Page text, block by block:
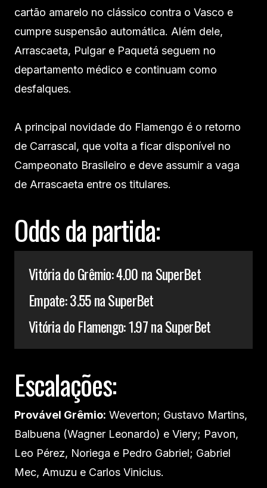
cartão amarelo no clássico contra o Vasco e
cumpre suspensão automática. Além dele,
Arrascaeta, Pulgar e Paquetá seguem no
departamento médico e continuam como
desfalques.
A principal novidade do Flamengo é o retorno
de Carrascal, que volta a ficar disponível no
Campeonato Brasileiro e deve assumir a vaga
de Arrascaeta entre os titulares.
Odds da partida:
Vitória do Grêmio: 4.00 na SuperBet
Empate: 3.55 na SuperBet
Vitória do Flamengo: 1.97 na SuperBet
Escalações:
Provável Grêmio: Weverton; Gustavo Martins,
Balbuena (Wagner Leonardo) e Viery; Pavon,
Leo Pérez, Noriega e Pedro Gabriel; Gabriel
Mec, Amuzu e Carlos Vinicius.